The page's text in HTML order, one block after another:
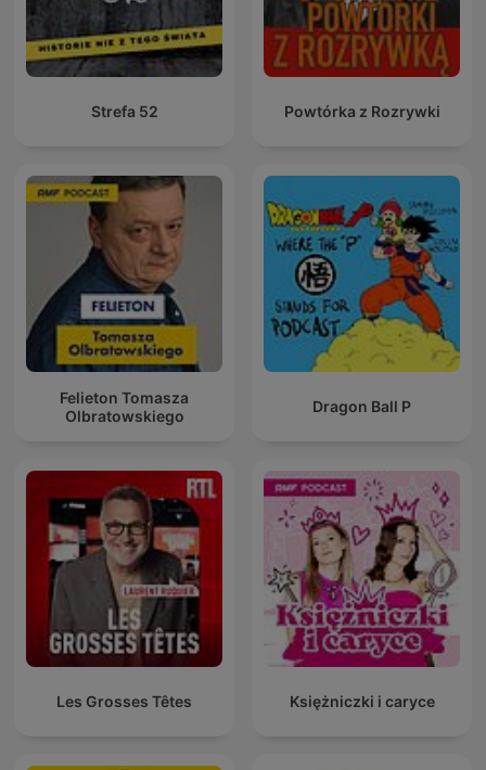
Strefa 52 Powtórka z Rozrywki
Felieton Tomasza
Olbratowskiego
Dragon Ball P
Les Grosses Têtes Księżniczki i caryce